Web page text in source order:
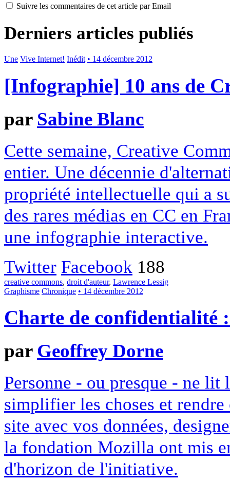
Suivre les commentaires de cet article par Email
Derniers articles publiés
Une Vive Internet! Inédit • 14 décembre 2012
[Infographie] 10 ans de
par Sabine Blanc
Cette semaine, Creative
entier. Une décennie
propriété intellectuelle qui a
des rares médias en CC en
une infographie interactive.
Twitter Facebook 188
creative commons, droit d'auteur, Lawrence Lessig
Graphisme Chronique • 14 décembre 2012
Charte de confidentialité
par Geoffrey Dorne
Personne - ou presque - ne
simplifier les choses et
site avec vos données,
la fondation Mozilla ont mis
d'horizon de l'initiative.